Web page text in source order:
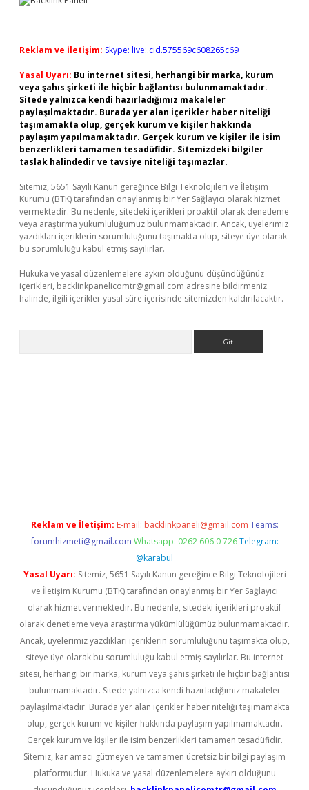
Reklam ve İletişim: Skype: live:.cid.575569c608265c69
Yasal Uyarı: Bu internet sitesi, herhangi bir marka, kurum
veya şahıs şirketi ile hiçbir bağlantısı bulunmamaktadır.
Sitede yalnızca kendi hazırladığımız makaleler
paylaşılmaktadır. Burada yer alan içerikler haber niteliği
taşımamakta olup, gerçek kurum ve kişiler hakkında
paylaşım yapılmamaktadır. Gerçek kurum ve kişiler ile isim
benzerlikleri tamamen tesadüfidir. Sitemizdeki bilgiler
taslak halindedir ve tavsiye niteliği taşımazlar.
Sitemiz, 5651 Sayılı Kanun gereğince Bilgi Teknolojileri ve İletişim
Kurumu (BTK) tarafından onaylanmış bir Yer Sağlayıcı olarak hizmet
vermektedir. Bu nedenle, sitedeki içerikleri proaktif olarak denetleme
veya araştırma yükümlülüğümüz bulunmamaktadır. Ancak, üyelerimiz
yazdıkları içeriklerin sorumluluğunu taşımakta olup, siteye üye olarak
bu sorumluluğu kabul etmiş sayılırlar.
Hukuka ve yasal düzenlemelere aykırı olduğunu düşündüğünüz
içerikleri, backlinkpanelicomtr@gmail.com adresine bildirmeniz
halinde, ilgili içerikler yasal süre içerisinde sitemizden kaldırılacaktır.
Reklam ve İletişim: E-mail: backlinkpaneli@gmail.com Teams:
forumhizmeti@gmail.com Whatsapp: 0262 606 0 726 Telegram:
@karabul
Yasal Uyarı: Sitemiz, 5651 Sayılı Kanun gereğince Bilgi Teknolojileri
ve İletişim Kurumu (BTK) tarafından onaylanmış bir Yer Sağlayıcı
olarak hizmet vermektedir. Bu nedenle, sitedeki içerikleri proaktif
olarak denetleme veya araştırma yükümlülüğümüz bulunmamaktadır.
Ancak, üyelerimiz yazdıkları içeriklerin sorumluluğunu taşımakta olup,
siteye üye olarak bu sorumluluğu kabul etmiş sayılırlar. Bu internet
sitesi, herhangi bir marka, kurum veya şahıs şirketi ile hiçbir bağlantısı
bulunmamaktadır. Sitede yalnızca kendi hazırladığımız makaleler
paylaşılmaktadır. Burada yer alan içerikler haber niteliği taşımamakta
olup, gerçek kurum ve kişiler hakkında paylaşım yapılmamaktadır.
Gerçek kurum ve kişiler ile isim benzerlikleri tamamen tesadüfidir.
Sitemiz, kar amacı gütmeyen ve tamamen ücretsiz bir bilgi paylaşım
platformudur. Hukuka ve yasal düzenlemelere aykırı olduğunu